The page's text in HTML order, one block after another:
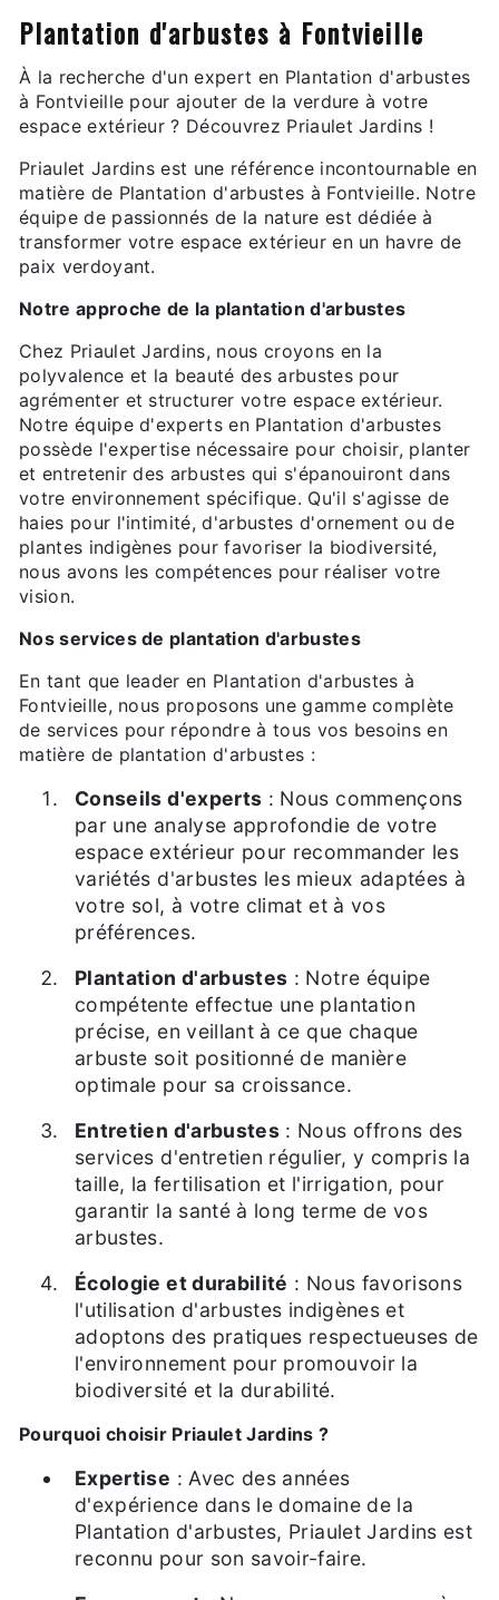
Plantation d'arbustes à Fontvieille
À la recherche d'un expert en Plantation d'arbustes
à Fontvieille pour ajouter de la verdure à votre
espace extérieur ? Découvrez Priaulet Jardins !
Priaulet Jardins est une référence incontournable en
matière de Plantation d'arbustes à Fontvieille. Notre
équipe de passionnés de la nature est dédiée à
transformer votre espace extérieur en un havre de
paix verdoyant.
Notre approche de la plantation d'arbustes
Chez Priaulet Jardins, nous croyons en la
polyvalence et la beauté des arbustes pour
agrémenter et structurer votre espace extérieur.
Notre équipe d'experts en Plantation d'arbustes
possède l'expertise nécessaire pour choisir, planter
et entretenir des arbustes qui s'épanouiront dans
votre environnement spécifique. Qu'il s'agisse de
haies pour l'intimité, d'arbustes d'ornement ou de
plantes indigènes pour favoriser la biodiversité,
nous avons les compétences pour réaliser votre
vision.
Nos services de plantation d'arbustes
En tant que leader en Plantation d'arbustes à
Fontvieille, nous proposons une gamme complète
de services pour répondre à tous vos besoins en
matière de plantation d'arbustes :
Conseils d'experts : Nous commençons
par une analyse approfondie de votre
espace extérieur pour recommander les
variétés d'arbustes les mieux adaptées à
votre sol, à votre climat et à vos
préférences.
Plantation d'arbustes : Notre équipe
compétente effectue une plantation
précise, en veillant à ce que chaque
arbuste soit positionné de manière
optimale pour sa croissance.
Entretien d'arbustes : Nous offrons des
services d'entretien régulier, y compris la
taille, la fertilisation et l'irrigation, pour
garantir la santé à long terme de vos
arbustes.
Écologie et durabilité : Nous favorisons
l'utilisation d'arbustes indigènes et
adoptons des pratiques respectueuses de
l'environnement pour promouvoir la
biodiversité et la durabilité.
Pourquoi choisir Priaulet Jardins ?
Expertise : Avec des années
d'expérience dans le domaine de la
Plantation d'arbustes, Priaulet Jardins est
reconnu pour son savoir-faire.